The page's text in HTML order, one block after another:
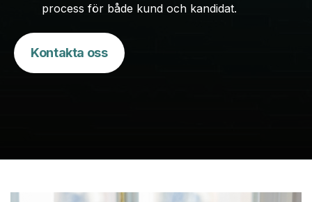
process för både kund och kandidat.
Kontakta oss